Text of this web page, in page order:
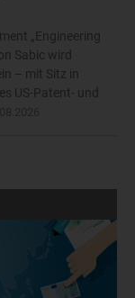
„Engineering
Sabic wird
– mit Sitz in
US-Patent- und